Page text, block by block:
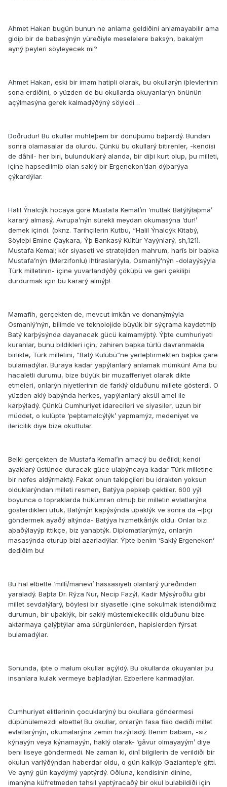
Ahmet Hakan bugün bunun ne anlama geldiðini anlamayabilir ama
gidip bir de babasýnýn yüreðiyle meselelere baksýn, bakalým
ayný þeyleri söyleyecek mi?
Ahmet Hakan, eski bir imam hatipli olarak, bu okullarýn iþlevlerinin
sona erdiðini, o yüzden de bu okullarda okuyanlarýn önünün
açýlmasýna gerek kalmadýðýný söyledi…
Doðrudur! Bu okullar muhteþem bir dönüþümü baþardý. Bundan
sonra olamasalar da olurdu. Çünkü bu okullarý bitirenler, -kendisi
de dâhil- her biri, bulunduklarý alanda, bir diþi kurt olup, þu milleti,
içine hapsedilmiþ olan saklý bir Ergenekon’dan dýþarýya
çýkardýlar.
Halil Ýnalcýk hocaya göre Mustafa Kemal’in ‘mutlak Batýlýlaþma’
kararý almasý, Avrupa’nýn sürekli meydan okumasýna ‘dur!’
demek içindi. (bknz. Tarihçilerin Kutbu, “Halil Ýnalcýk Kitabý,
Söyleþi Emine Çaykara, Ýþ Bankasý Kültür Yayýnlarý, sh,121).
Mustafa Kemal; kör siyaseti ve stratejiden mahrum, harîs bir baþka
Mustafa’nýn (Merzifonlu) ihtiraslarýyla, Osmanlý’nýn -dolayýsýyla
Türk milletinin- içine yuvarlandýðý çöküþü ve geri çekiliþi
durdurmak için bu kararý almýþ!
Mamafih, gerçekten de, mevcut imkân ve donanýmýyla
Osmanlý’nýn, bilimde ve teknolojide büyük bir sýçrama kaydetmiþ
Batý karþýsýnda dayanacak gücü kalmamýþtý. Ýþte cumhuriyeti
kuranlar, bunu bildikleri için, zahiren baþka türlü davranmakla
birlikte, Türk milletini, “Batý Kulübü”ne yerleþtirmekten baþka çare
bulamadýlar. Buraya kadar yapýlanlarý anlamak mümkün! Ama bu
hacaletli durumu, bize büyük bir muzafferiyet olarak dikte
etmeleri, onlarýn niyetlerinin de farklý olduðunu millete gösterdi. O
yüzden aklý baþýnda herkes, yapýlanlarý aksül amel ile
karþýladý. Çünkü Cumhuriyet idarecileri ve siyasiler, uzun bir
müddet, o kulüpte ‘peþtamalcýlýk’ yapmamýz, medeniyet ve
ilericilik diye bize okuttular.
Belki gerçekten de Mustafa Kemal’in amacý bu deðildi; kendi
ayaklarý üstünde duracak güce ulaþýncaya kadar Türk milletine
bir nefes aldýrmaktý. Fakat onun takipçileri bu idrakten yoksun
olduklarýndan milleti resmen, Batýya peþkeþ çektiler. 600 yýl
boyunca o topraklarda hükümran olmuþ bir milletin evlatlarýna
gösterdikleri ufuk, Batýnýn kapýsýnda uþaklýk ve sonra da –iþçi
göndermek ayaðý altýnda- Batýya hizmetkârlýk oldu. Onlar bizi
aþaðýlayýp ittikçe, biz yanaþtýk. Diplomatlarýmýz, onlarýn
masasýnda oturup bizi azarladýlar. Ýþte benim ‘Saklý Ergenekon’
dediðim bu!
Bu hal elbette ‘millî/manevi’ hassasiyeti olanlarý yüreðinden
yaraladý. Baþta Dr. Rýza Nur, Necip Fazýl, Kadir Mýsýroðlu gibi
millet sevdalýlarý, böylesi bir siyasetle içine sokulmak istendiðimiz
durumun, bir uþaklýk, bir saklý müstemlekecilik olduðunu bize
aktarmaya çalýþtýlar ama sürgünlerden, hapislerden fýrsat
bulamadýlar.
Sonunda, iþte o malum okullar açýldý. Bu okullarda okuyanlar þu
insanlara kulak vermeye baþladýlar. Ezberlere kanmadýlar.
Cumhuriyet elitlerinin çocuklarýný bu okullara göndermesi
düþünülemezdi elbette! Bu okullar, onlarýn fasa fiso dediði millet
evlatlarýnýn, okumalarýna zemin hazýrladý. Benim babam, -siz
kýnayýn veya kýnamayýn, haklý olarak- ‘gâvur olmayayým’ diye
beni liseye göndermedi. Ne zaman ki, dinî bilgilerin de verildiði bir
okulun varlýðýndan haberdar oldu, o gün kalkýp Gaziantep’e gitti.
Ve ayný gün kaydýmý yaptýrdý. Oðluna, kendisinin dinine,
imanýna küfretmeden tahsil yaptýracaðý bir okul bulabildiði için